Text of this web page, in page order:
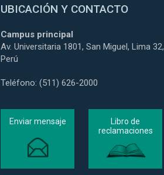
UBICACIÓN Y CONTACTO
Campus principal
Av. Universitaria 1801, San Miguel, Lima 32,
Perú
Teléfono: (511) 626-2000
Enviar mensaje
Libro de
reclamaciones